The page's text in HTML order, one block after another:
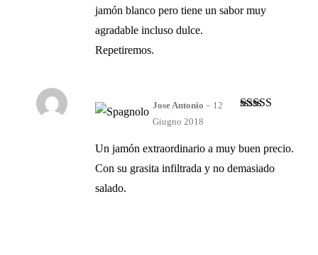
jamón blanco pero tiene un sabor muy
agradable incluso dulce.
Repetiremos.
Jose Antonio – 12
Giugno 2018
Un jamón extraordinario a muy buen precio.
Con su grasita infiltrada y no demasiado
salado.